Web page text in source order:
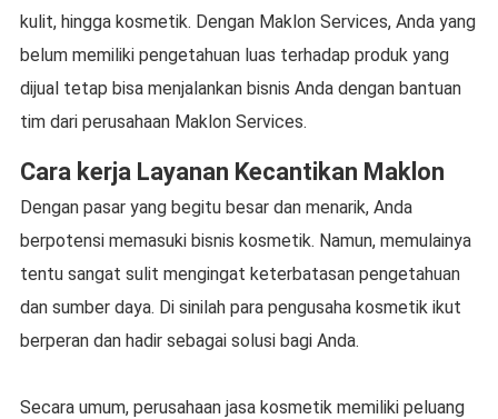
kulit, hingga kosmetik. Dengan Maklon Services, Anda yang
belum memiliki pengetahuan luas terhadap produk yang
dijual tetap bisa menjalankan bisnis Anda dengan bantuan
tim dari perusahaan Maklon Services.
Cara kerja Layanan Kecantikan Maklon
Dengan pasar yang begitu besar dan menarik, Anda
berpotensi memasuki bisnis kosmetik. Namun, memulainya
tentu sangat sulit mengingat keterbatasan pengetahuan
dan sumber daya. Di sinilah para pengusaha kosmetik ikut
berperan dan hadir sebagai solusi bagi Anda.
Secara umum, perusahaan jasa kosmetik memiliki peluang